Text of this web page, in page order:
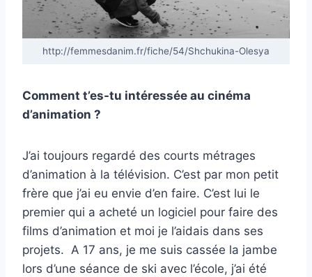
http://femmesdanim.fr/fiche/54/Shchukina-Olesya
Comment t’es-tu intéressée au cinéma
d’animation ?
J’ai toujours regardé des courts métrages
d’animation à la télévision. C’est par mon petit
frère que j’ai eu envie d’en faire. C’est lui le
premier qui a acheté un logiciel pour faire des
films d’animation et moi je l’aidais dans ses
projets. A 17 ans, je me suis cassée la jambe
lors d’une séance de ski avec l’école, j’ai été